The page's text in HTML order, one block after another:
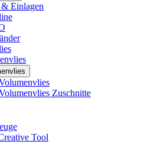
Einlagen
Zuschnitte
Tool